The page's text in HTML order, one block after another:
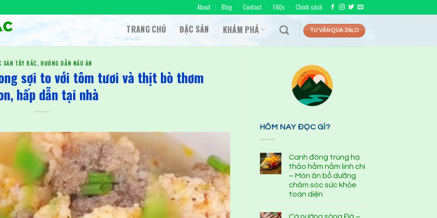
About Blog Contact FAQs Chính sách
TRANG CHỦ ĐẶC SẢN KHÁM PHÁ TƯ VẤN QUA ZALO
SẢN TÂY BẮC, HƯỚNG DẪN NẤU ĂN
sợi to với tôm tươi và thịt bò thơm
hấp dẫn tại nhà
HÔM NAY ĐỌC GÌ?
Canh đông trùng hạ
thảo hầm nấm linh chi
– Món ăn bổ dưỡng
chăm sóc sức khỏe
toàn diện
Cá nướng sông Đà –